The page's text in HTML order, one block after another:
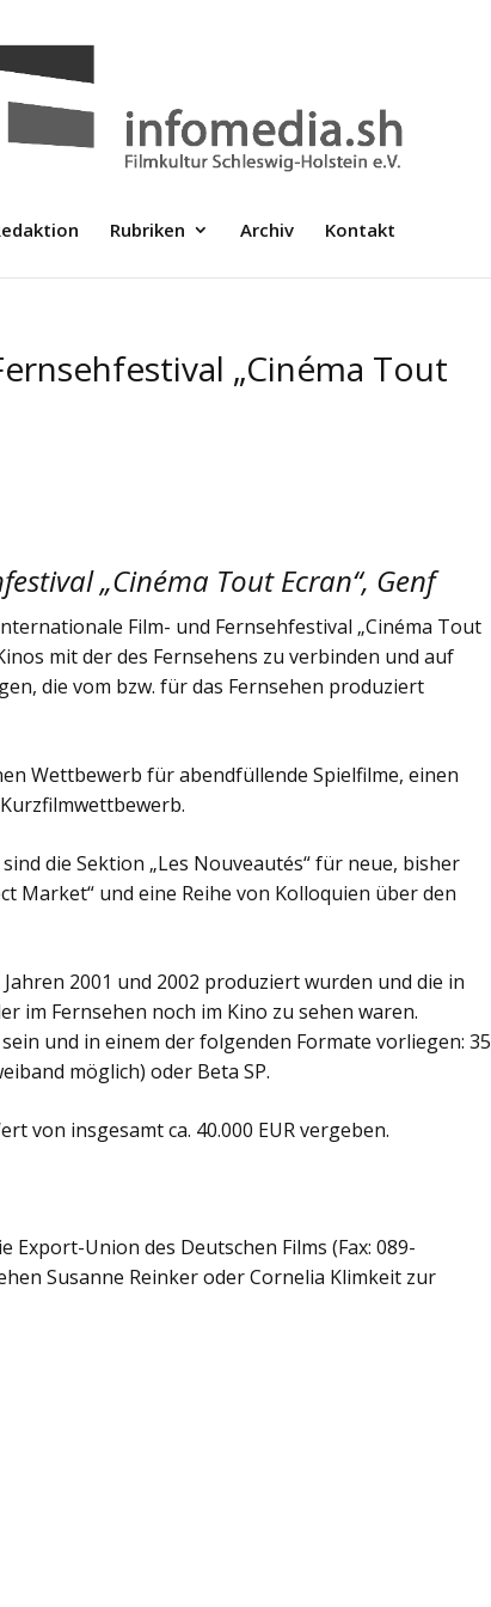
Rubriken Archiv Kontakt
„Cinéma Tout
„Cinéma Tout Ecran“, Genf
Film- und Fernsehfestival „Cinéma Tout
mit der des Fernsehens zu verbinden und auf
die vom bzw. für das Fernsehen produziert
Wettbewerb für abendfüllende Spielfilme, einen
die Sektion „Les Nouveautés“ für neue, bisher
Market“ und eine Reihe von Kolloquien über den
2001 und 2002 produziert wurden und die in
im Fernsehen noch im Kino zu sehen waren.
und in einem der folgenden Formate vorliegen: 35
möglich) oder Beta SP.
von insgesamt ca. 40.000 EUR vergeben.
Union des Deutschen Films (Fax: 089-
Susanne Reinker oder Cornelia Klimkeit zur